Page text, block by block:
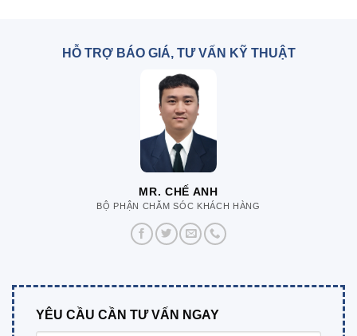
HỖ TRỢ BÁO GIÁ, TƯ VẤN KỸ THUẬT
MR. CHẾ ANH
BỘ PHẬN CHĂM SÓC KHÁCH HÀNG
YÊU CẦU CẦN TƯ VẤN NGAY